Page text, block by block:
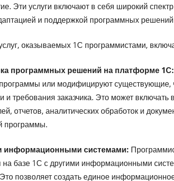
Эти услуги включают в себя широкий
и поддержкой программных
оказываемых 1С программистами,
программных решений на платформе 1С:
или модифицируют существующие,
и требования заказчика. Это может
отчетов, аналитических обработок и
программы.
информационными системами:
базе 1С с другими информационными
позволяет создать единое